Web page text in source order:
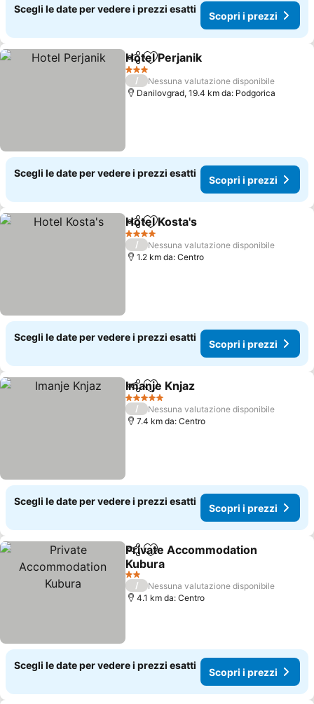
Scegli le date per vedere i prezzi esatti
Scopri i prezzi
CondividiAggiungi ai preferiti
Hotel Perjanik
3 Stelle
/
Nessuna valutazione disponibile
Danilovgrad, 19.4 km da: Podgorica
Scegli le date per vedere i prezzi esatti
Scopri i prezzi
CondividiAggiungi ai preferiti
Hotel Kosta's
4 Stelle
/
Nessuna valutazione disponibile
1.2 km da: Centro
Scegli le date per vedere i prezzi esatti
Scopri i prezzi
CondividiAggiungi ai preferiti
Imanje Knjaz
5 Stelle
/
Nessuna valutazione disponibile
7.4 km da: Centro
Scegli le date per vedere i prezzi esatti
Scopri i prezzi
CondividiAggiungi ai preferiti
Private Accommodation
Kubura
2 Stelle
/
Nessuna valutazione disponibile
4.1 km da: Centro
Scegli le date per vedere i prezzi esatti
Scopri i prezzi